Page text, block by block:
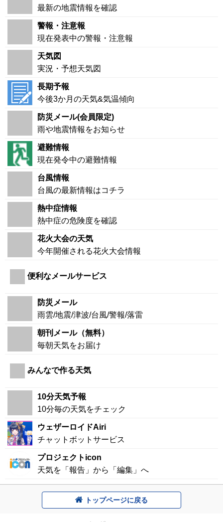
最新の地震情報を確認
警報・注意報
現在発表中の警報・注意報
天気図
実況・予想天気図
長期予報
今後3か月の天気&気温傾向
防災メール(会員限定)
雨や地震情報をお知らせ
避難情報
現在発令中の避難情報
台風情報
台風の最新情報はコチラ
熱中症情報
熱中症の危険度を確認
花火大会の天気
今年開催される花火大会情報
便利なメールサービス
防災メール
雨雲/地震/津波/台風/警報/落雷
朝刊メール（無料）
毎朝天気をお届け
みんなで作る天気
10分天気予報
10分毎の天気をチェック
ウェザーロイドAiri
チャットボットサービス
プロジェクトicon
天気を「報告」から「編集」へ
トップページに戻る